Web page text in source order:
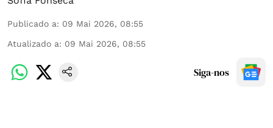
Publicado a: 09 Mai 2026, 08:55
Atualizado a: 09 Mai 2026, 08:55
Siga-nos